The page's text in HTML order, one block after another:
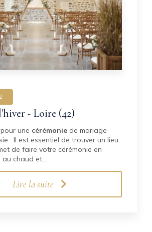
- Loire (42)
une cérémonie de mariage
: Il est essentiel de trouver un lieu
de faire votre cérémonie en
au chaud et…
Lire la suite